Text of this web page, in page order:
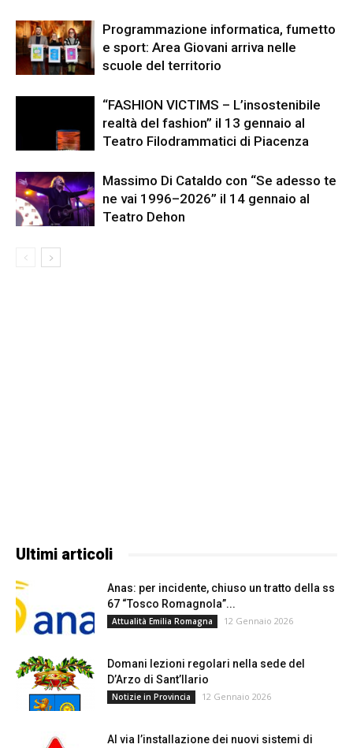
Programmazione informatica, fumetto
e sport: Area Giovani arriva nelle
scuole del territorio
“FASHION VICTIMS – L’insostenibile
realtà del fashion” il 13 gennaio al
Teatro Filodrammatici di Piacenza
Massimo Di Cataldo con “Se adesso te
ne vai 1996–2026” il 14 gennaio al
Teatro Dehon
Ultimi articoli
Anas: per incidente, chiuso un tratto della ss
67 “Tosco Romagnola”...
Attualità Emilia Romagna 12 Gennaio 2026
Domani lezioni regolari nella sede del
D’Arzo di Sant’Ilario
Notizie in Provincia 12 Gennaio 2026
Al via l’installazione dei nuovi sistemi di